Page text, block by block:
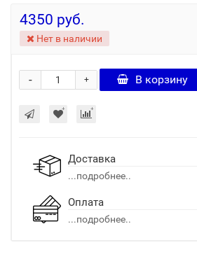
4350 руб.
Нет в наличии
+
- В корзину
Доставка
...подробнее..
Оплата
...подробнее..